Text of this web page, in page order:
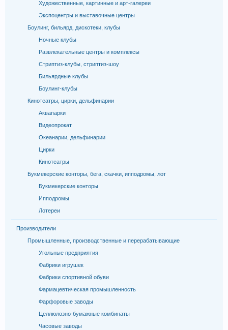
Художественные, картинные и арт-галереи
Экспоцентры и выставочные центры
Боулинг, бильярд, дискотеки, клубы
Ночные клубы
Развлекательные центры и комплексы
Стриптиз-клубы, стриптиз-шоу
Бильярдные клубы
Боулинг-клубы
Кинотеатры, цирки, дельфинарии
Аквапарки
Видеопрокат
Океанарии, дельфинарии
Цирки
Кинотеатры
Букмекерские конторы, бега, скачки, ипподромы, лот
Букмекерские конторы
Ипподромы
Лотереи
Производители
Промышленные, производственные и перерабатывающие
Угольные предприятия
Фабрики игрушек
Фабрики спортивной обуви
Фармацевтическая промышленность
Фарфоровые заводы
Целлюлозно-бумажные комбинаты
Часовые заводы